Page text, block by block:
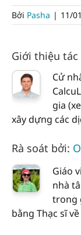
Bởi Pasha | 11/
Giới thiệu tác
Cử
gia
xây dựng các
Rà soát bởi:
Giáo
nhà
trong
bằng Thạc sĩ